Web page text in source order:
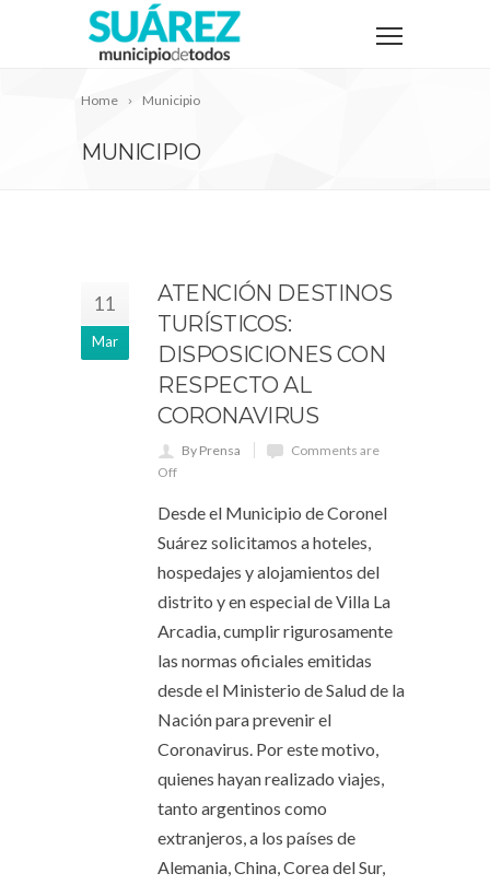
Home Municipio
MUNICIPIO
11
Mar
ATENCIÓN DESTINOS
TURÍSTICOS:
DISPOSICIONES CON
RESPECTO AL
CORONAVIRUS
By Prensa
Comments are
Off
Desde el Municipio de Coronel
Suárez solicitamos a hoteles,
hospedajes y alojamientos del
distrito y en especial de Villa La
Arcadia, cumplir rigurosamente
las normas oficiales emitidas
desde el Ministerio de Salud de la
Nación para prevenir el
Coronavirus. Por este motivo,
quienes hayan realizado viajes,
tanto argentinos como
extranjeros, a los países de
Alemania, China, Corea del Sur,